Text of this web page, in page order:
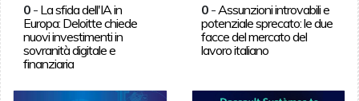
0- La sfida dell'IA in
Europa: Deloitte chiede
nuovi investimenti in
sovranità digitale e
finanziaria
0 - Assunzioni introvabili e
potenziale sprecato: le due
facce del mercato del
lavoro italiano